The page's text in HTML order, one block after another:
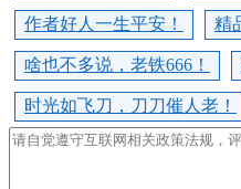
作者好人一生平安！ 精
啥也不多说，老铁666！
时光如飞刀，刀刀催人老！